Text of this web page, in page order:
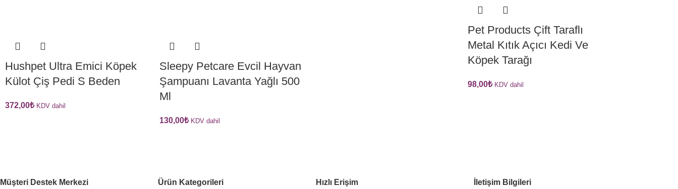
Hushpet Ultra Emici Köpek
Külot Çiş Pedi S Beden
372,00₺ KDV dahil
Sleepy Petcare Evcil Hayvan
Şampuanı Lavanta Yağlı 500
Ml
130,00₺ KDV dahil
Pet Products Çift Taraflı
Metal Kıtık Açıcı Kedi Ve
Köpek Tarağı
98,00₺ KDV dahil
Müşteri Destek Merkezi Ürün Kategorileri Hızlı Erişim İletişim Bilgileri